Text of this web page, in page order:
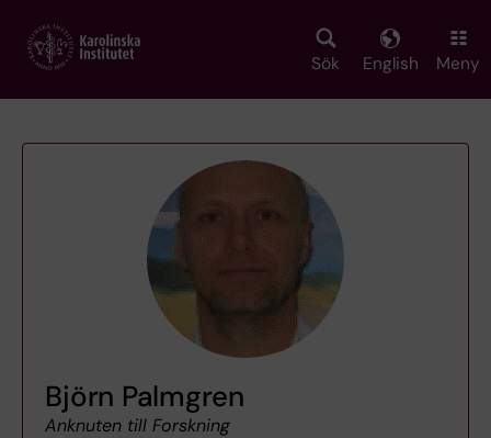
main
Sök English Meny
Björn Palmgren
Anknuten till Forskning